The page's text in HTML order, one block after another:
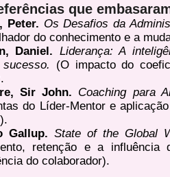
que
Peter. Os Desafios da
do conhecimento e a
Daniel. Liderança: A
(O impacto do
Sir John. Coaching para
do Líder-Mentor e
Gallup. State of the Global
retenção e a
do colaborador).